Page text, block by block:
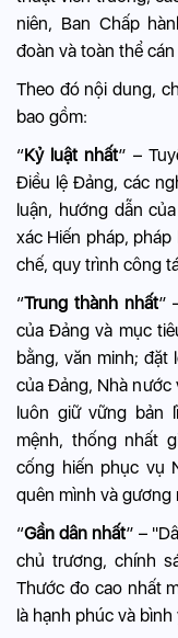
niên, Ban Chấp
đoàn và toàn thể
Theo đó nội dung,
bao gồm:
“Kỷ luật nhất” –
Điều lệ Đảng, các
luận, hướng dẫn
xác Hiến pháp,
chế, quy trình công
“Trung thành nhất”
của Đảng và mục
bằng, văn minh;
của Đảng, Nhà nước
luôn giữ vững bản
mệnh, thống nhất
cống hiến phục vụ
quên mình và gương
“Gần dân nhất” –
chủ trương, chính
Thước đo cao nhất
là hạnh phúc và